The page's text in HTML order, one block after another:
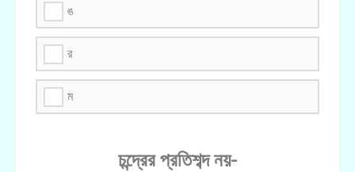
ঙ
র
ম
চন্দ্রের প্রতিশব্দ নয়-